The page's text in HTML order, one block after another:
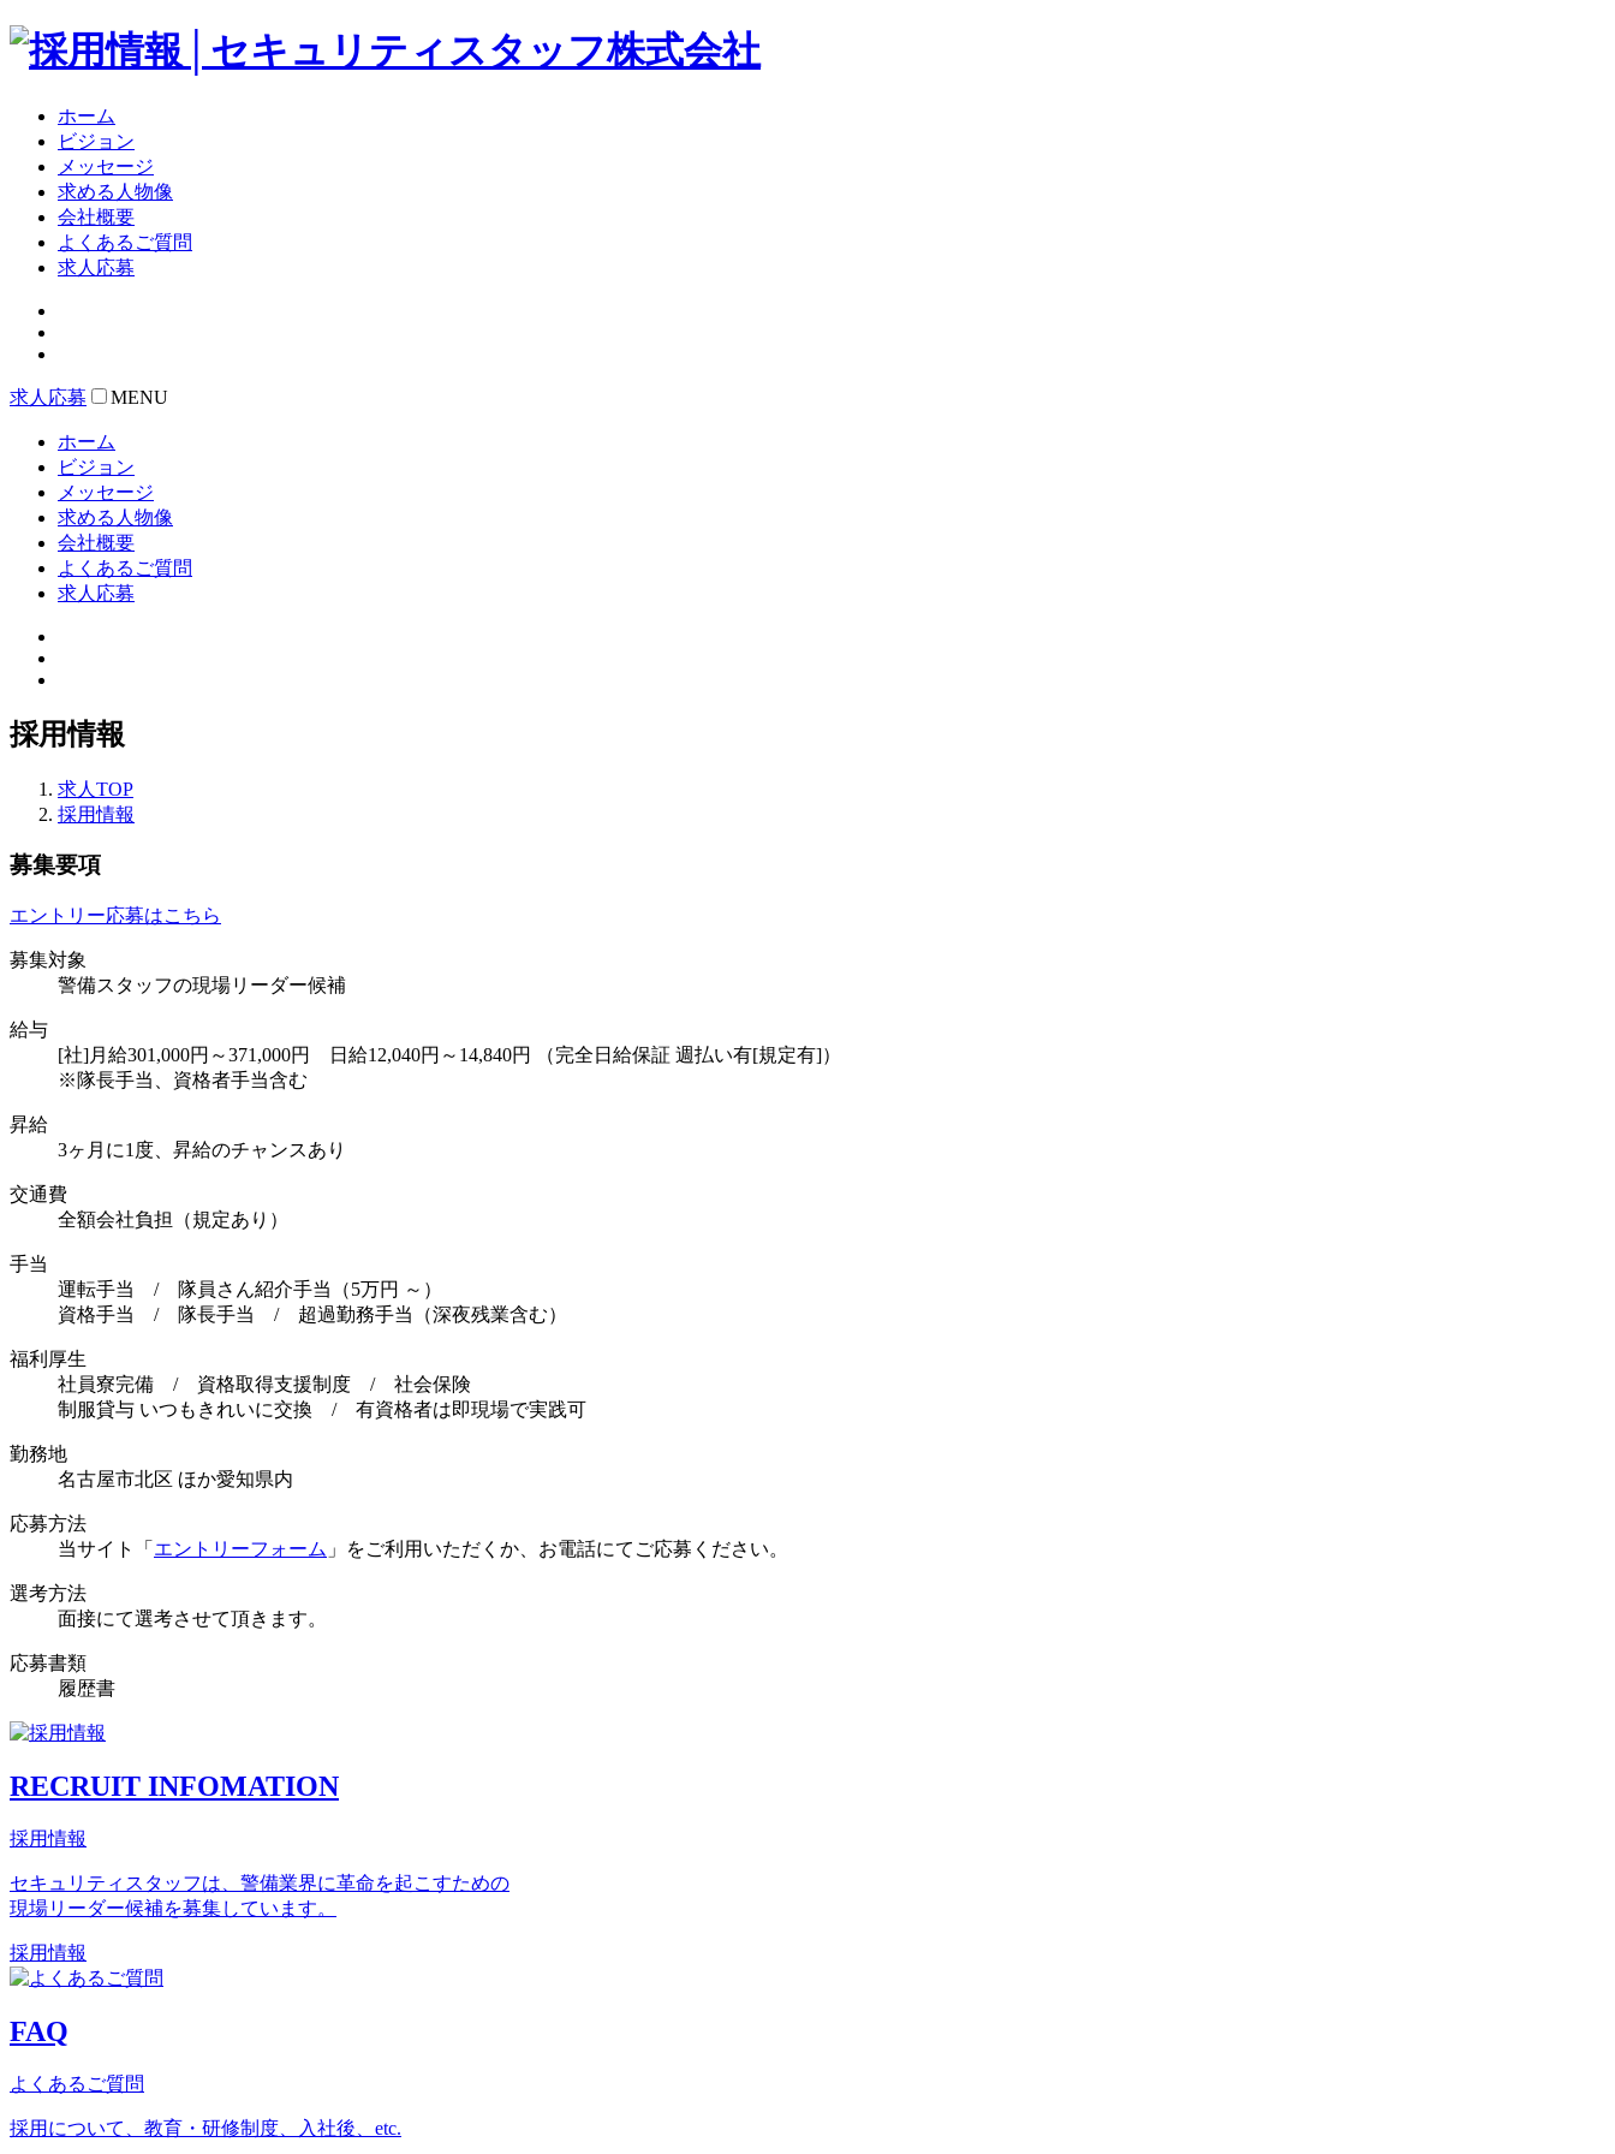
ホーム
ビジョン
メッセージ
求める人物像
会社概要
よくあるご質問
求人応募
求人応募 MENU
ホーム
ビジョン
メッセージ
求める人物像
会社概要
よくあるご質問
求人応募
採用情報
求人TOP
採用情報
募集要項
エントリー応募はこちら
募集対象
警備スタッフの現場リーダー候補
給与
[社]月給301,000円～371,000円 日給12,040円～14,840円 （完全日給保証 週払い有[規定有]）
※隊長手当、資格者手当含む
昇給
3ヶ月に1度、昇給のチャンスあり
交通費
全額会社負担（規定あり）
手当
運転手当 / 隊員さん紹介手当（5万円 ～）
資格手当 / 隊長手当 / 超過勤務手当（深夜残業含む）
福利厚生
社員寮完備 / 資格取得支援制度 / 社会保険
制服貸与 いつもきれいに交換 / 有資格者は即現場で実践可
勤務地
名古屋市北区 ほか愛知県内
応募方法
当サイト「 エントリーフォーム 」をご利用いただくか、お電話にてご応募ください。
選考方法
面接にて選考させて頂きます。
応募書類
履歴書
RECRUIT INFOMATION
採用情報
セキュリティスタッフは、警備業界に革命を起こすための
現場リーダー候補を募集しています。
採用情報
FAQ
よくあるご質問
採用について、教育・研修制度、入社後、etc.